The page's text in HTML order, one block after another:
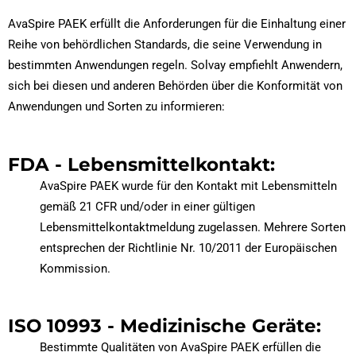
AvaSpire PAEK erfüllt die Anforderungen für die Einhaltung einer
Reihe von behördlichen Standards, die seine Verwendung in
bestimmten Anwendungen regeln. Solvay empfiehlt Anwendern,
sich bei diesen und anderen Behörden über die Konformität von
Anwendungen und Sorten zu informieren:
FDA - Lebensmittelkontakt:
AvaSpire PAEK wurde für den Kontakt mit Lebensmitteln
gemäß 21 CFR und/oder in einer gültigen
Lebensmittelkontaktmeldung zugelassen. Mehrere Sorten
entsprechen der Richtlinie Nr. 10/2011 der Europäischen
Kommission.
ISO 10993 - Medizinische Geräte:
Bestimmte Qualitäten von AvaSpire PAEK erfüllen die